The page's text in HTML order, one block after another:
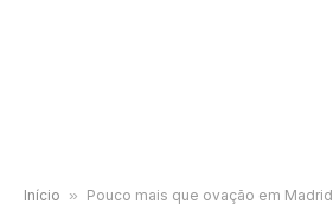
Início » Pouco mais que ovação em Madrid